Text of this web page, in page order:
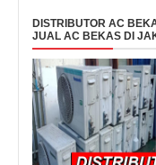
DISTRIBUTOR AC
JUAL AC BEKAS DI